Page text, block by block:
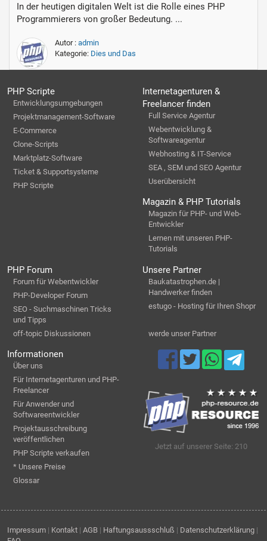
In der heutigen digitalen Welt ist die Rolle eines PHP
Programmierers von großer Bedeutung. ...
Autor : admin
Kategorie: Dies und Das
PHP Scripte
Entwicklungsumgebungen
Projektmanagement-Software
E-Commerce
Clone-Scripts
Marktplatz-Software
Ticket & Supportsysteme
PHP Scripte
Internetagenturen &
Freelancer finden
Full Service Agentur
Webentwicklung &
Softwareagentur
Webhosting & IT-Service
SEA , SEM und SEO Agentur
Userübersicht
Magazin & PHP Tutorials
Magazin für PHP- und Web-
Entwickler
Lernen mit unseren PHP-
Tutorials
PHP Forum
Forum für Webentwickler
PHP-Developer Forum
SEO - Suchmaschinen Tricks
und Tipps
off-topic Diskussionen
Unsere Partner
Baukatastrophen.de |
Handwerker finden
estugo - Hosting für Ihren Shopr
werde unser Partner
Informationen
Über uns
Für Internetagenturen und PHP-
Freelancer
Für Anwender und
Softwareentwickler
Projektausschreibung
veröffentlichen
PHP Scripte verkaufen
* Unsere Preise
Glossar
Jetzt auf unserer Seite: 210
Impressum | Kontakt | AGB | Haftungsaussschluß | Datenschutzerklärung |